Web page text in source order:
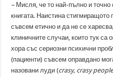
– Мисля, че то най-пълно и
книгата. Наистина
съвсем етично и да не се
клиничните случаи, които тук са
хора със сериозни психични
(пациенти) съвсем оправдано
назовани луди (crasy, crasy